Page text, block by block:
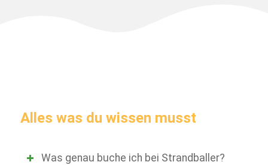
Alles was du wissen musst
Was genau buche ich bei Strandballer?